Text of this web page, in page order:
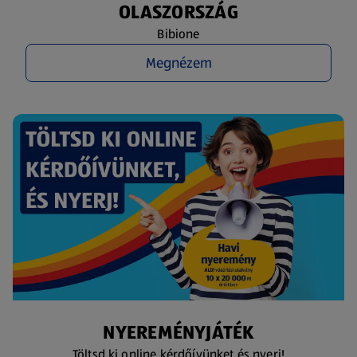
OLASZORSZÁG
Bibione
Megnézem
NYEREMÉNYJÁTÉK